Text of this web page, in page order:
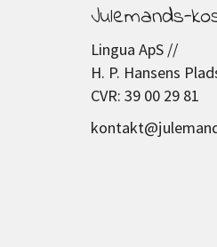
Julemands-
Lingua ApS //
H. P. Hansens
CVR: 39 00 29 81